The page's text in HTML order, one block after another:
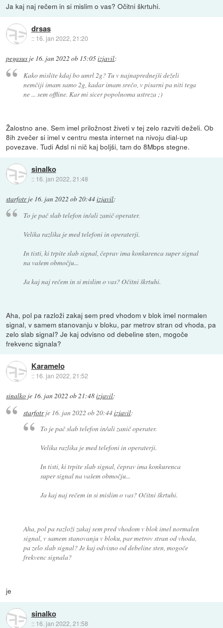
Ja kaj naj rečem in si mislim o vas? Očitni škrtuhi.
drsas
:: 16. jan 2022, 21:20
pegasus je 16. jan 2022 ob 15:05izjavil:
Kako mislite kdaj bo umrl 2g? Tu v najnaprednejši deželi
nemčiji imam samo 2g, kadar imam srečo, v pisarni pa niti tega
ne ... sem offline. Kar mi sicer popolnoma ustreza ;)
Žalostno ane. Sem imel priložnost živeti v tej zelo razviti deželi. Ob
8ih zvečer si imel v centru mesta internet na nivoju dial-up
povezave. Tudi Adsl ni nič kaj boljši, tam do 8Mbps stegne.
sinalko
:: 16. jan 2022, 21:48
starfotrje 16. jan 2022 ob 20:44izjavil:
To je pač slab telefon in/ali zanič operater.
Velika razlika je med telefoni in operaterji.
In tisti, ki trpite slab signal, čeprav ima konkurenca super signal
na vašem območju...
Ja kaj naj rečem in si mislim o vas? Očitni škrtuhi.
Aha, pol pa razloži zakaj sem pred vhodom v blok imel normalen
signal, v samem stanovanju v bloku, par metrov stran od vhoda, pa
zelo slab signal? Je kaj odvisno od debeline sten, mogoče
frekvenc signala?
Karamelo
:: 16. jan 2022, 21:52
sinalko je 16. jan 2022 ob 21:48izjavil:
starfotrje 16. jan 2022 ob 20:44izjavil:
To je pač slab telefon in/ali zanič operater.
Velika razlika je med telefoni in operaterji.
In tisti, ki trpite slab signal, čeprav ima konkurenca
super signal na vašem območju...
Ja kaj naj rečem in si mislim o vas? Očitni škrtuhi.
Aha, pol pa razloži zakaj sem pred vhodom v blok imel normalen
signal, v samem stanovanju v bloku, par metrov stran od vhoda,
pa zelo slab signal? Je kaj odvisno od debeline sten, mogoče
frekvenc signala?
je
sinalko
:: 16. jan 2022, 21:58